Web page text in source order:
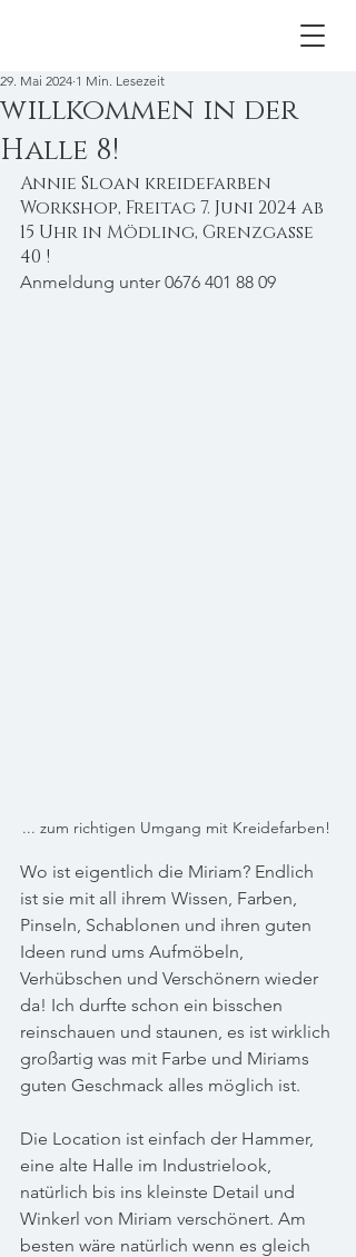
willkommen in der
Halle 8!
29. Mai 2024 1 Min. Lesezeit
Annie Sloan kreidefarben
Workshop, Freitag 7. Juni 2024 ab
15 Uhr in Mödling, Grenzgasse
40 !
Anmeldung unter 0676 401 88 09
... zum richtigen Umgang mit Kreidefarben!
Wo ist eigentlich die Miriam? Endlich
ist sie mit all ihrem Wissen, Farben,
Pinseln, Schablonen und ihren guten
Ideen rund ums Aufmöbeln,
Verhübschen und Verschönern wieder
da! Ich durfte schon ein bisschen
reinschauen und staunen, es ist wirklich
großartig was mit Farbe und Miriams
guten Geschmack alles möglich ist.
Die Location ist einfach der Hammer,
eine alte Halle im Industrielook,
natürlich bis ins kleinste Detail und
Winkerl von Miriam verschönert. Am
besten wäre natürlich wenn es gleich